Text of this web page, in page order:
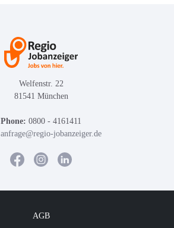
Welfenstr. 22
81541 München
Phone: 0800 - 4161411
anfrage@regio-jobanzeiger.de
AGB